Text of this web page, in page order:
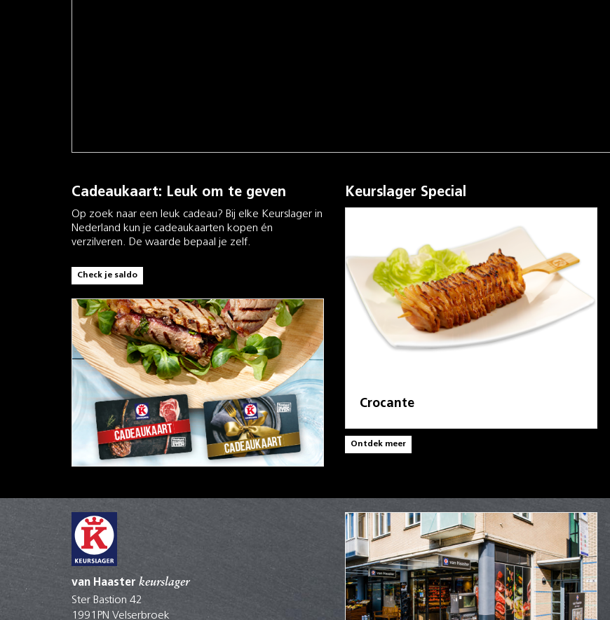
Cadeaukaart: Leuk om te geven
Op zoek naar een leuk cadeau? Bij elke Keurslager in
Nederland kun je cadeaukaarten kopen én
verzilveren. De waarde bepaal je zelf.
Check je saldo
Keurslager Special
Crocante
Ontdek meer
van Haaster keurslager
Ster Bastion 42
1991PN Velserbroek